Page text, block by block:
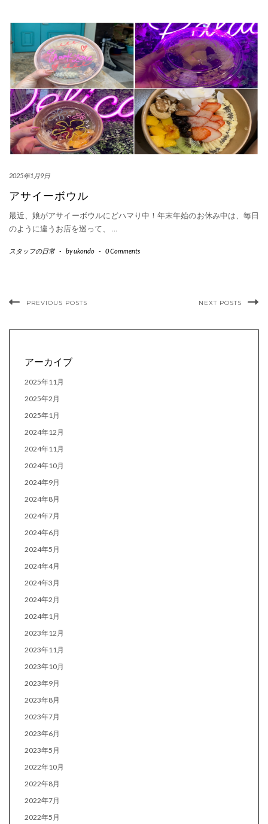
2025年1月9日
アサイーボウル
最近、娘がアサイーボウルにどハマり中！年末年始のお休み中は、毎日
のように違うお店を巡って、 …
スタッフの日常 - byukondo - 0 Comments
PREVIOUS POSTS NEXT POSTS
アーカイブ
2025年11月
2025年2月
2025年1月
2024年12月
2024年11月
2024年10月
2024年9月
2024年8月
2024年7月
2024年6月
2024年5月
2024年4月
2024年3月
2024年2月
2024年1月
2023年12月
2023年11月
2023年10月
2023年9月
2023年8月
2023年7月
2023年6月
2023年5月
2022年10月
2022年8月
2022年7月
2022年5月